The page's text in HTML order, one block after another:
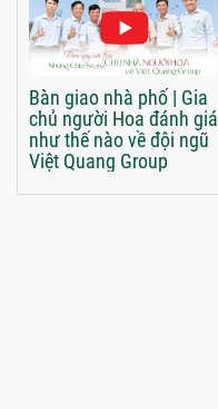
Bàn giao nhà phố | Gia
chủ người Hoa đánh giá
như thế nào về đội ngũ
Việt Quang Group